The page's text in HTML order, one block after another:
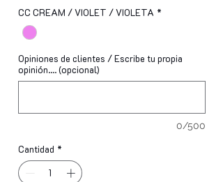
CC CREAM / VIOLET / VIOLETA *
Opiniones de clientes / Escribe tu propia
opinión.... (opcional)
0/500
Cantidad *